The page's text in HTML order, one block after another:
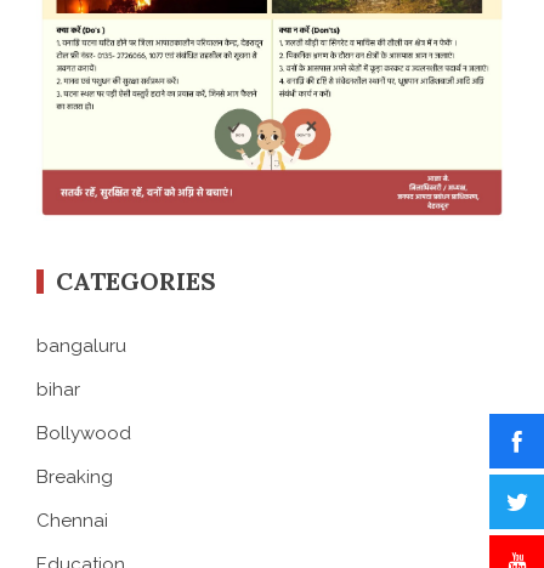
CATEGORIES
bangaluru
bihar
Bollywood
Breaking
Chennai